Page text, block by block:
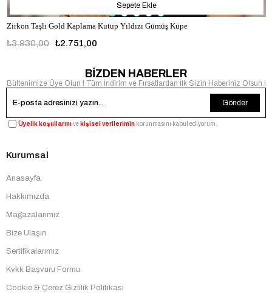
Zirkon Taşlı Gold Kaplama Kutup Yıldızı Gümüş Küpe
₺2.751,00
₺3.930,00
Sepete Ekle
BİZDEN HABERLER
Bültenimize Üye Olun ! Tüm İndirim ve Fırsatlardan İlk Sizin Haberiniz Olsun !
Gönder
Üyelik koşullarınıve kişisel verilerimin korunmasını kabul ediyorum.
Kurumsal
Anasayfa
Hakkımızda
Mağazalarımız
Bize Ulaşın
Sertifikalarımız
Kvkk Başvuru Formu
Cookie & Çerez Gizlilik Politikası